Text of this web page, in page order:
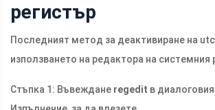
регистър
Последният метод за деактивиране на
използването на редактора на системния
Стъпка 1: Въвеждане regedit в